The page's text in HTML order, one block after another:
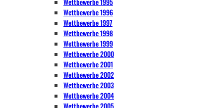
Wettbewerbe 1996
Wettbewerbe 1997
Wettbewerbe 1998
Wettbewerbe 1999
Wettbewerbe 2000
Wettbewerbe 2001
Wettbewerbe 2002
Wettbewerbe 2003
Wettbewerbe 2004
Wettbewerbe 2005